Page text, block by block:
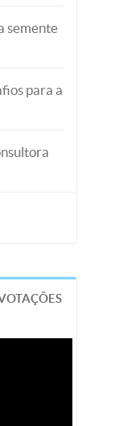
semente
para a